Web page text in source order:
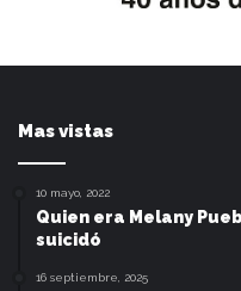
Mas vistas
10 mayo, 2022
Quien era Melany
suicidó
16 septiembre, 2025